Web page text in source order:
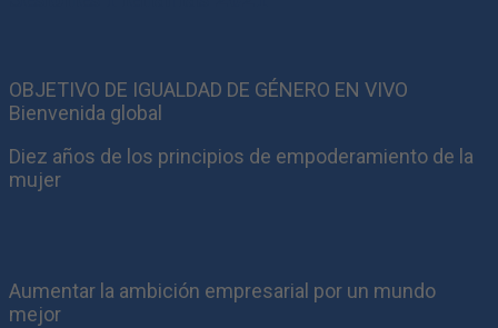
OBJETIVO DE IGUALDAD DE GÉNERO EN VIVO
Bienvenida global
Diez años de los principios de empoderamiento de la
mujer
Aumentar la ambición empresarial por un mundo
mejor